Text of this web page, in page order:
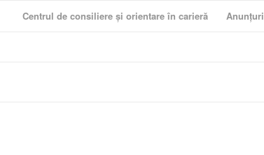
Centrul de consiliere și orientare în carieră Anunțuri